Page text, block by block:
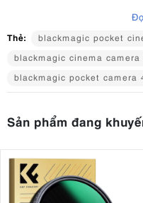
2. Các tính năng
Pocket Cinema
Độ phân giải 4K: Ghi
4096 x 2160, cho phép
kể trong quá trình hậu
Ngàm Micro Four Thirds
giới rộng lớn các lựa
định giá cả phải chăng
Thẻ:
blackmagic pocket
blackmagic cinema camera
blackmagic pocket camera
Sản phẩm đang